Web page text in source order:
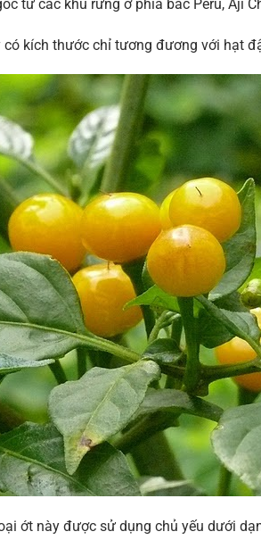
từ các khu rừng ở phía bắc Peru, Aji
có kích thước chỉ tương đương với hạt
ớt này được sử dụng chủ yếu dưới